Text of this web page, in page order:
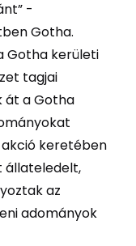
-
Gotha.
Gotha kerületi
tagjai
át a Gotha
keretében
állateledelt,
az
adományok